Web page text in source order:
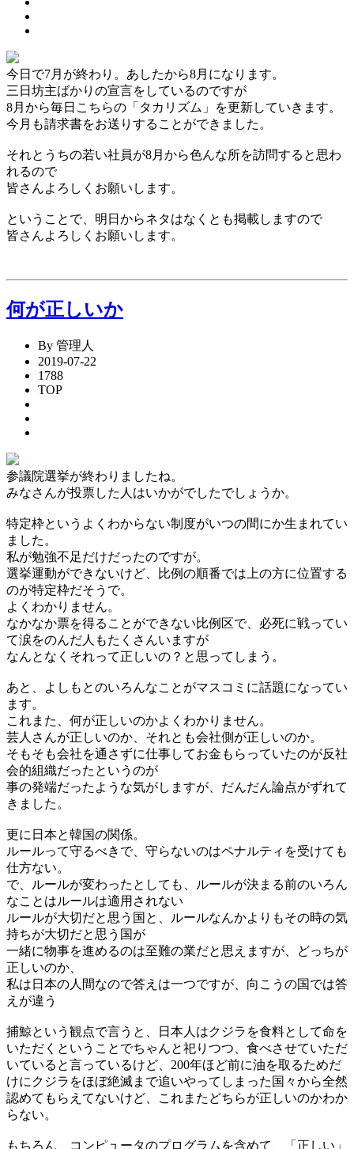
今日で7月が終わり。あしたから8月になります。
三日坊主ばかりの宣言をしているのですが
8月から毎日こちらの「タカリズム」を更新していきます。
今月も請求書をお送りすることができました。
それとうちの若い社員が8月から色んな所を訪問すると思わ
れるので
皆さんよろしくお願いします。
ということで、明日からネタはなくとも掲載しますので
皆さんよろしくお願いします。
何が正しいか
By 管理人
2019-07-22
1788
TOP
参議院選挙が終わりましたね。
みなさんが投票した人はいかがでしたでしょうか。
特定枠というよくわからない制度がいつの間にか生まれてい
ました。
私が勉強不足だけだったのですが。
選挙運動ができないけど、比例の順番では上の方に位置する
のが特定枠だそうで。
よくわかりません。
なかなか票を得ることができない比例区で、必死に戦ってい
て涙をのんだ人もたくさんいますが
なんとなくそれって正しいの？と思ってしまう。
あと、よしもとのいろんなことがマスコミに話題になってい
ます。
これまた、何が正しいのかよくわかりません。
芸人さんが正しいのか、それとも会社側が正しいのか。
そもそも会社を通さずに仕事してお金もらっていたのが反社
会的組織だったというのが
事の発端だったような気がしますが、だんだん論点がずれて
きました。
更に日本と韓国の関係。
ルールって守るべきで、守らないのはペナルティを受けても
仕方ない。
で、ルールが変わったとしても、ルールが決まる前のいろん
なことはルールは適用されない
ルールが大切だと思う国と、ルールなんかよりもその時の気
持ちが大切だと思う国が
一緒に物事を進めるのは至難の業だと思えますが、どっちが
正しいのか、
私は日本の人間なので答えは一つですが、向こうの国では答
えが違う
捕鯨という観点で言うと、日本人はクジラを食料として命を
いただくということでちゃんと祀りつつ、食べさせていただ
いていると言っているけど、200年ほど前に油を取るためだ
けにクジラをほぼ絶滅まで追いやってしまった国々から全然
認めてもらえてないけど、これまたどちらが正しいのかわか
らない。
もちろん、コンピュータのプログラムを含めて、「正しい」